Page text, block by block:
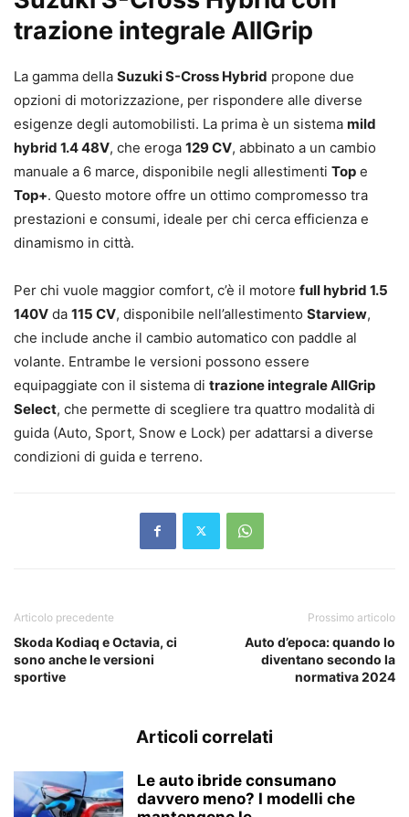
trazione integrale AllGrip
La gamma della Suzuki S-Cross Hybrid propone due
opzioni di motorizzazione, per rispondere alle diverse
esigenze degli automobilisti. La prima è un sistema mild
hybrid 1.4 48V, che eroga 129 CV, abbinato a un cambio
manuale a 6 marce, disponibile negli allestimenti Top e
Top+. Questo motore offre un ottimo compromesso tra
prestazioni e consumi, ideale per chi cerca efficienza e
dinamismo in città.
Per chi vuole maggior comfort, c’è il motore full hybrid 1.5
140V da 115 CV, disponibile nell’allestimento Starview,
che include anche il cambio automatico con paddle al
volante. Entrambe le versioni possono essere
equipaggiate con il sistema di trazione integrale AllGrip
Select, che permette di scegliere tra quattro modalità di
guida (Auto, Sport, Snow e Lock) per adattarsi a diverse
condizioni di guida e terreno.
Articolo precedente
Skoda Kodiaq e Octavia, ci
sono anche le versioni
sportive
Prossimo articolo
Auto d’epoca: quando lo
diventano secondo la
normativa 2024
Articoli correlati
Le auto ibride consumano
davvero meno? I modelli che